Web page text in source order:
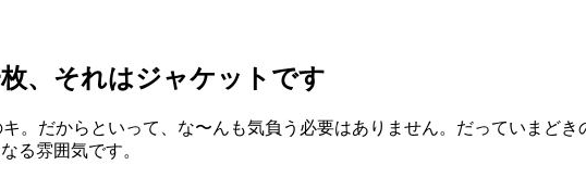
、それはジャケットです
。だからといって、な〜んも気負う必要はありません。だっていまど
る雰囲気です。